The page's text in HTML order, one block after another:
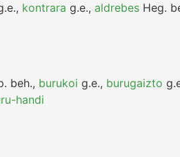
, kontrara g.e., aldrebes Heg.
beh., burukoi g.e., burugaizto
handi